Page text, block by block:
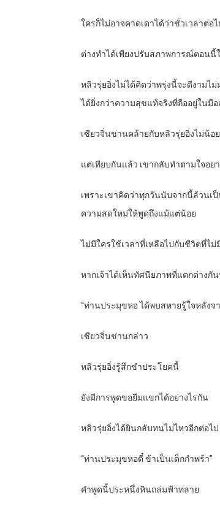
ใครก็ไม่อาจคาดเดาได้ว่าชั่วเวลาต่
ต่างทำได้เพียงปรับสภาพการณ์ตอน
หลิวรุ่ยอิ่งไม่ได้คิดว่าพรุ่งนี้จะดีงามไ
ได้ยิ่งกว่าความสุขแท้จริงที่ถืออยู่ในมือ
เซียวจิ่นข่านคล้ายกับหลิวรุ่ยอิ่งไม่น้อ
แต่เทียบกันแล้ว เขากลับทำตามใจอย
เพราะเขาคิดว่าทุกวันนับจากนี้ล้วนเ
ความสดใหม่ให้พูดถึงแม้แต่น้อย
ไม่มีใครใช้เวลาที่เหลือไปกับชีวิตที่ไ
หากเจ้าได้เห็นทัศนียภาพที่แตกต่างกั
“ท่านประมุขหอ ได้พบสหายรู้ใจหลัง
เซียวจิ่นข่านกล่าว
หลิวรุ่ยอิ่งรู้สึกขำประโยคนี้
ยังมีการพูดขอยืมแขกได้อย่างไรกัน
หลิวรุ่ยอิ่งได้ยินกลับทนไม่ไหวอีกต่อไป
“ท่านประมุขหอตี๋ ข้าเป็นเด็กกำพร้า”
คำพูดนี้ประหนึ่งหินถล่มฟ้าทลาย